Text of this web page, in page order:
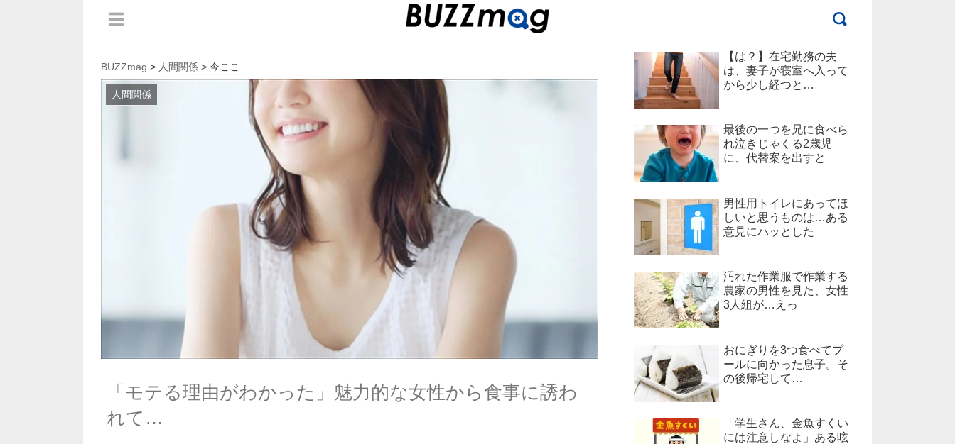
BUZZmag > 人間関係 > 今ここ
人間関係
「モテる理由がわかった」魅力的な女性から食事に誘わ
れて…
【は？】在宅勤務の夫
は、妻子が寝室へ入って
から少し経つと…
最後の一つを兄に食べら
れ泣きじゃくる2歳児
に、代替案を出すと
男性用トイレにあってほ
しいと思うものは…ある
意見にハッとした
汚れた作業服で作業する
農家の男性を見た、女性
3人組が…えっ
おにぎりを3つ食べてプ
ールに向かった息子。そ
の後帰宅して…
「学生さん、金魚すくい
には注意しなよ」ある呟